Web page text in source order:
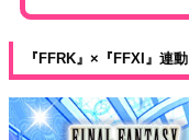
『FFRK』×『FFXI』連